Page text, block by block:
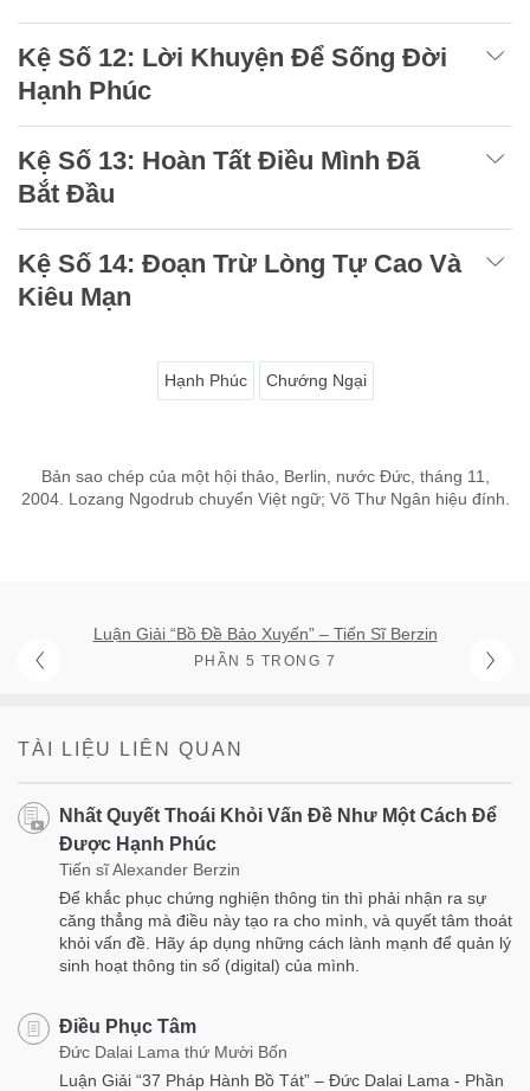
Kệ Số 12: Lời Khuyện Để Sống Đời
Hạnh Phúc
Kệ Số 13: Hoàn Tất Điều Mình Đã
Bắt Đầu
Kệ Số 14: Đoạn Trừ Lòng Tự Cao Và
Kiêu Mạn
Hạnh Phúc Chướng Ngại
Bản sao chép của một hội thảo, Berlin, nước Đức, tháng 11,
2004. Lozang Ngodrub chuyển Việt ngữ; Võ Thư Ngân hiệu đính.
Luận Giải “Bồ Đề Bảo Xuyến” – Tiến Sĩ Berzin
PHẦN 5 TRONG 7
TÀI LIỆU LIÊN QUAN
Nhất Quyết Thoái Khỏi Vấn Đề Như Một Cách Để
Được Hạnh Phúc
Tiến sĩ Alexander Berzin
Để khắc phục chứng nghiện thông tin thì phải nhận ra sự
căng thẳng mà điều này tạo ra cho mình, và quyết tâm thoát
khỏi vấn đề. Hãy áp dụng những cách lành mạnh để quản lý
sinh hoạt thông tin số (digital) của mình.
Điều Phục Tâm
Đức Dalai Lama thứ Mười Bốn
Luận Giải “37 Pháp Hành Bồ Tát” – Đức Dalai Lama - Phần